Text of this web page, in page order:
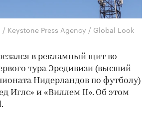
/ Keystone Press Agency / Global Look
в рекламный щит во
тура Эредивизи (высший
Нидерландов по футболу)
Иглс» и «Виллем II». Об этом